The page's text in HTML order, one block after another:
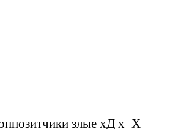
злые хД х_Х